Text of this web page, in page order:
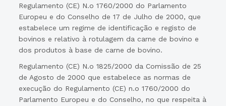
Regulamento (CE) N.o 1760/2000 do Parlamento
Europeu e do Conselho de 17 de Julho de 2000, que
estabelece um regime de identificação e registo de
bovinos e relativo à rotulagem da carne de bovino e
dos produtos à base de carne de bovino.
Regulamento (CE) N.o 1825/2000 da Comissão de 25
de Agosto de 2000 que estabelece as normas de
execução do Regulamento (CE) n.o 1760/2000 do
Parlamento Europeu e do Conselho, no que respeita à